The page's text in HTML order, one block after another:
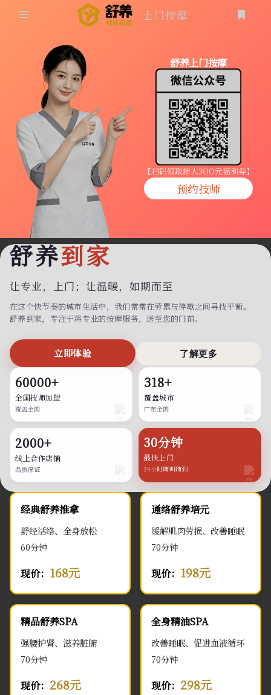
同城按摩
上门按摩
养生按摩
技师入驻
商家入驻
代理入驻
预约技师
上门按摩
登录
舒养上门按摩
【扫码领取新人3OO元福利券】
预约技师
舒养到家
让专业，上门； 让温暖，如期而至
在这个快节奏的城市生活中，我们常常在劳累与停歇之间寻找平衡。
舒养到家，专注于将专业的按摩服务，送至您的门前。
立即体验 了解更多
60000+
全国技师加盟
覆盖全国
318+
覆盖城市
广布全国
2000+
线上合作店铺
品质保证
30分钟
最快上门
24小时随叫随到
经典舒养推拿
舒经活络、全身放松
60分钟
现价： 168元
通络舒养培元
缓解肌肉劳损、改善睡眠
70分钟
现价： 198元
精品舒养SPA
强腰护肾、滋养脏腑
70分钟
现价： 268元
全身精油SPA
改善睡眠、促进血液循环
70分钟
现价： 298元